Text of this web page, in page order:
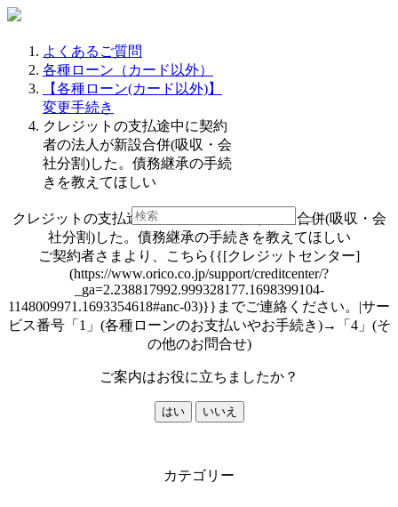
よくあるご質問
各種ローン（カード以外）
【各種ローン(カード以外)】
変更手続き
クレジットの支払途中に契約
者の法人が新設合併(吸収・会
社分割)した。債務継承の手続
きを教えてほしい
クレジットの支払途中に契約者の法人が新設合併(吸収・会
社分割)した。債務継承の手続きを教えてほしい
ご契約者さまより、こちら{{[クレジットセンター]
(https://www.orico.co.jp/support/creditcenter/?
_ga=2.238817992.999328177.1698399104-
1148009971.1693354618#anc-03)}}までご連絡ください。|サー
ビス番号「1」(各種ローンのお支払いやお手続き)→「4」(そ
の他のお問合せ)
ご案内はお役に立ちましたか？
はい いいえ
カテゴリー